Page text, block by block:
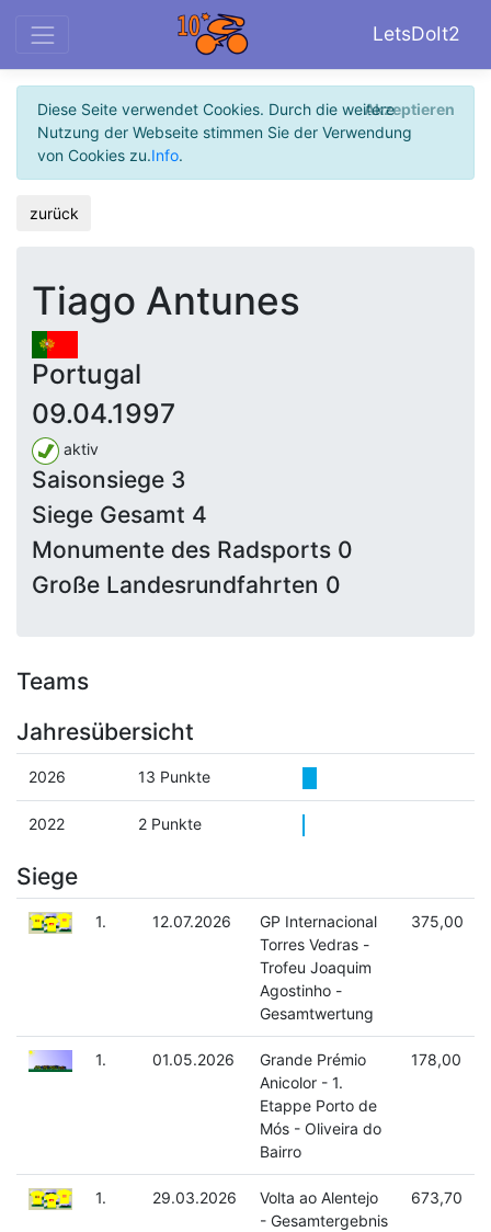
LetsDoIt2
Diese Seite verwendet Cookies. Durch die weitere
Nutzung der Webseite stimmen Sie der Verwendung
von Cookies zu.Info.
Akzeptieren
zurück
Tiago Antunes
Portugal
09.04.1997
aktiv
Saisonsiege 3
Siege Gesamt 4
Monumente des Radsports 0
Große Landesrundfahrten 0
Teams
Jahresübersicht
2026 13 Punkte
2022 2 Punkte
Siege
1. 12.07.2026
GP Internacional
Torres Vedras -
Trofeu Joaquim
Agostinho -
Gesamtwertung
375,00
1. 01.05.2026
Grande Prémio
Anicolor - 1.
Etappe Porto de
Mós - Oliveira do
Bairro
178,00
1. 29.03.2026
Volta ao Alentejo
- Gesamtergebnis
673,70